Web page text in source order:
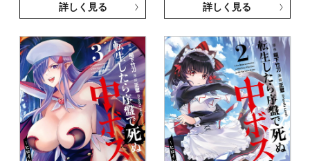
詳しく見る 詳しく見る